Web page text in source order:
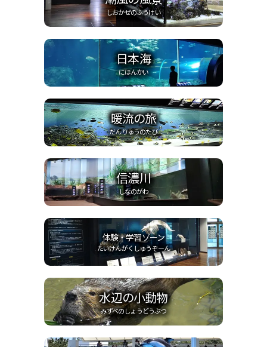
しおかぜのふうけい
日本海
にほんかい
暖流の旅
だんりゅうのたび
信濃川
しなのがわ
体験・学習ゾーン
たいけんがくしゅうぞーん
水辺の小動物
みずべのしょうどうぶつ